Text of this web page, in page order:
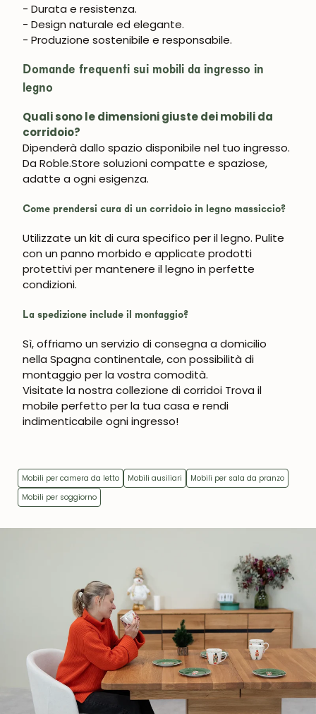
- Durata e resistenza.
- Design naturale ed elegante.
- Produzione sostenibile e responsabile.
Domande frequenti sui mobili da ingresso in
legno
Quali sono le dimensioni giuste dei mobili da
corridoio?
Dipenderà dallo spazio disponibile nel tuo ingresso.
Da Roble.Store soluzioni compatte e spaziose,
adatte a ogni esigenza.
Come prendersi cura di un corridoio in legno massiccio?
Utilizzate un kit di cura specifico per il legno. Pulite
con un panno morbido e applicate prodotti
protettivi per mantenere il legno in perfette
condizioni.
La spedizione include il montaggio?
Sì, offriamo un servizio di consegna a domicilio
nella Spagna continentale, con possibilità di
montaggio per la vostra comodità.
Visitate la nostra collezione dicorridoi Trova il
mobile perfetto per la tua casa e rendi
indimenticabile ogni ingresso!
Mobili per camera da letto Mobili ausiliari
Mobili per sala da pranzo
Mobili per soggiorno